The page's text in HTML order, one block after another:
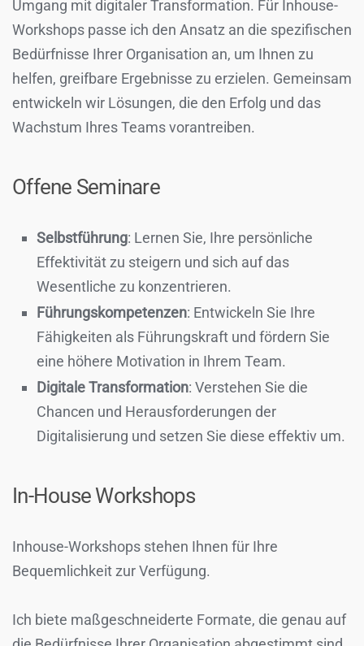
Umgang mit digitaler Transformation. Für Inhouse-
Workshops passe ich den Ansatz an die spezifischen
Bedürfnisse Ihrer Organisation an, um Ihnen zu
helfen, greifbare Ergebnisse zu erzielen. Gemeinsam
entwickeln wir Lösungen, die den Erfolg und das
Wachstum Ihres Teams vorantreiben.
Offene Seminare
Selbstführung: Lernen Sie, Ihre persönliche
Effektivität zu steigern und sich auf das
Wesentliche zu konzentrieren.
Führungskompetenzen: Entwickeln Sie Ihre
Fähigkeiten als Führungskraft und fördern Sie
eine höhere Motivation in Ihrem Team.
Digitale Transformation: Verstehen Sie die
Chancen und Herausforderungen der
Digitalisierung und setzen Sie diese effektiv um.
In-House Workshops
Inhouse-Workshops stehen Ihnen für Ihre
Bequemlichkeit zur Verfügung.
Ich biete maßgeschneiderte Formate, die genau auf